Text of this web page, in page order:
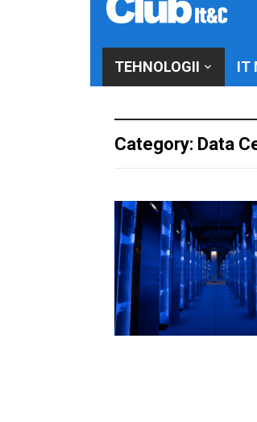
TEHNOLOGII IT
Category: Data